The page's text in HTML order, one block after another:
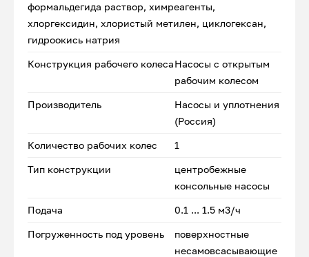
формальдегида раствор, химреагенты,
хлоргексидин, хлористый метилен, циклогексан,
гидроокись натрия
Конструкция рабочего колесаНасосы с открытым
рабочим колесом
Производитель
Насосы и уплотнения
(Россия)
Количество рабочих колес 1
Тип конструкции
центробежные
консольные насосы
Подача 0.1 ... 1.5 м3/ч
Погруженность под уровень
поверхностные
несамовсасывающие